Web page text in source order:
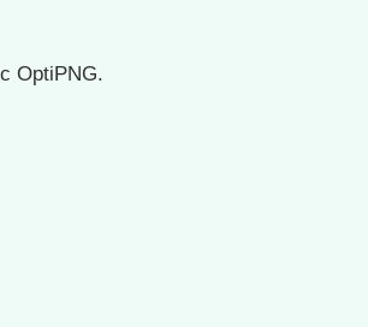
OptiPNG.